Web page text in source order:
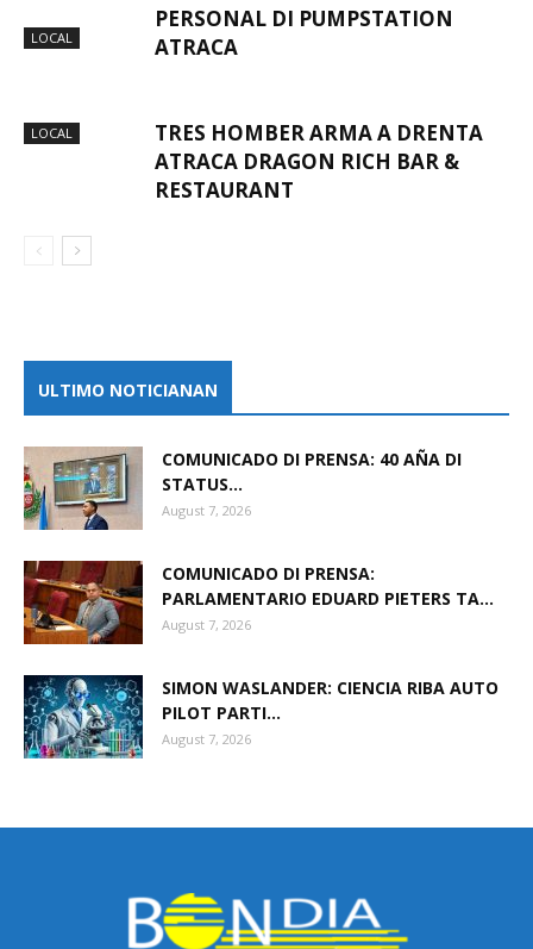
LOCAL
PERSONAL DI PUMPSTATION
ATRACA
LOCAL
TRES HOMBER ARMA A DRENTA
ATRACA DRAGON RICH BAR &
RESTAURANT
ULTIMO NOTICIANAN
COMUNICADO DI PRENSA: 40 AÑA DI
STATUS...
August 7, 2026
COMUNICADO DI PRENSA:
PARLAMENTARIO EDUARD PIETERS TA...
August 7, 2026
SIMON WASLANDER: CIENCIA RIBA AUTO
PILOT PARTI...
August 7, 2026